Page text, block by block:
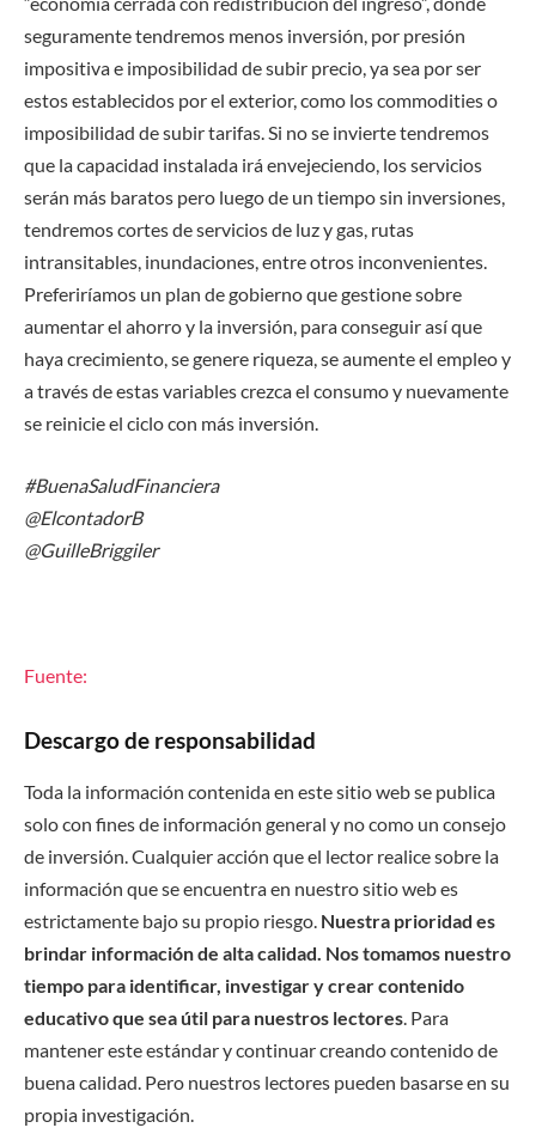
seguramente tendremos menos inversión, por presión
impositiva e imposibilidad de subir precio, ya sea por ser
estos establecidos por el exterior, como los commodities o
imposibilidad de subir tarifas. Si no se invierte tendremos
que la capacidad instalada irá envejeciendo, los servicios
serán más baratos pero luego de un tiempo sin inversiones,
tendremos cortes de servicios de luz y gas, rutas
intransitables, inundaciones, entre otros inconvenientes.
Preferiríamos un plan de gobierno que gestione sobre
aumentar el ahorro y la inversión, para conseguir así que
haya crecimiento, se genere riqueza, se aumente el empleo y
a través de estas variables crezca el consumo y nuevamente
se reinicie el ciclo con más inversión.
#BuenaSaludFinanciera
@ElcontadorB
@GuilleBriggiler
Fuente:
Descargo de responsabilidad
Toda la información contenida en este sitio web se publica
solo con fines de información general y no como un consejo
de inversión. Cualquier acción que el lector realice sobre la
información que se encuentra en nuestro sitio web es
estrictamente bajo su propio riesgo. Nuestra prioridad es
brindar información de alta calidad. Nos tomamos nuestro
tiempo para identificar, investigar y crear contenido
educativo que sea útil para nuestros lectores. Para
mantener este estándar y continuar creando contenido de
buena calidad. Pero nuestros lectores pueden basarse en su
propia investigación.